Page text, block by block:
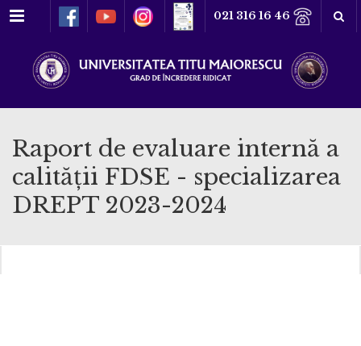
Meniu 021 316 16 46
Raport de evaluare internă a
calității FDSE - specializarea
DREPT 2023-2024